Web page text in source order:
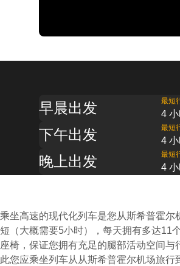
早晨出发 最短
4
下午出发 最短
4
晚上出发 最短
4
乘坐高速的现代化列车是您从斯希普霍
短（大概需要5小时），每天拥有多达11
座椅，保证您拥有充足的腿部活动空间
此您应乘坐列车从从斯希普霍尔机场旅行